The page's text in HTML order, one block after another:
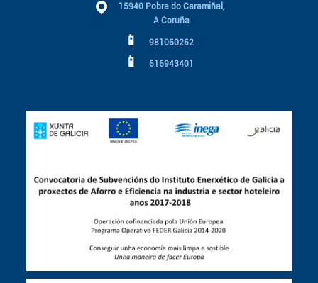
15940 Pobra do Caramiñal,
A Coruña
📱 981060262
📱 616943401